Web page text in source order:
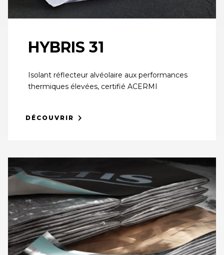
HYBRIS 31
Isolant réflecteur alvéolaire aux performances
thermiques élevées, certifié ACERMI
DÉCOUVRIR